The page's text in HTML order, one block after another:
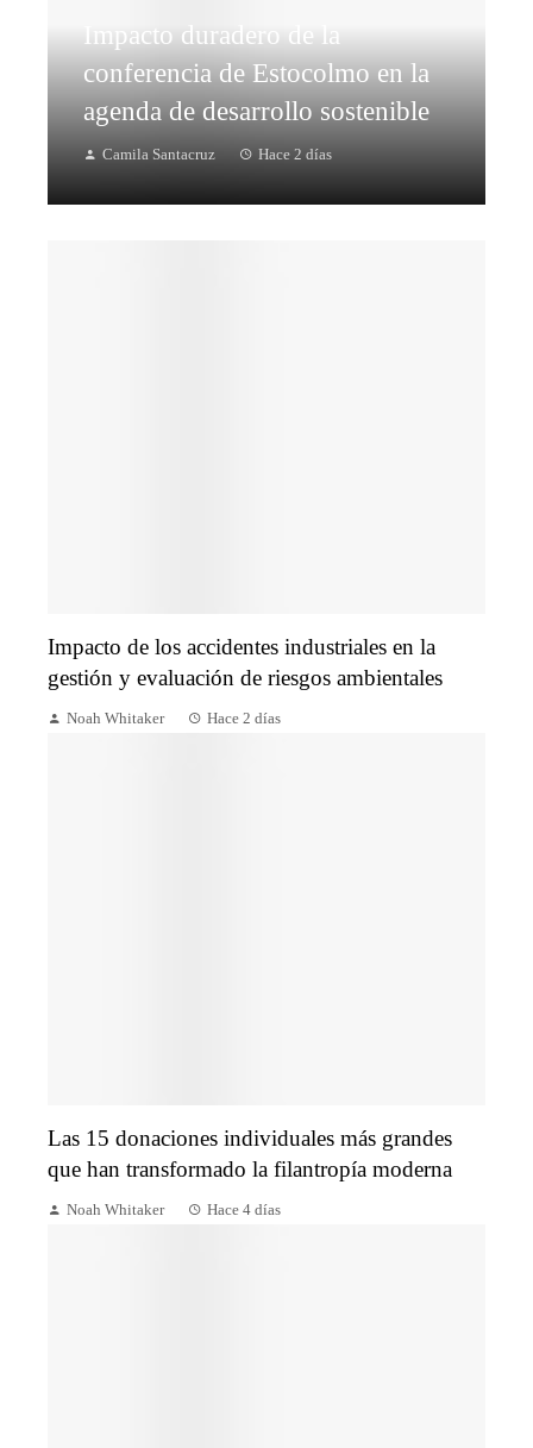
Impacto duradero de la
conferencia de Estocolmo en la
agenda de desarrollo sostenible
Camila Santacruz Hace 2 días
Impacto de los accidentes industriales en la
gestión y evaluación de riesgos ambientales
Noah Whitaker Hace 2 días
Las 15 donaciones individuales más grandes
que han transformado la filantropía moderna
Noah Whitaker Hace 4 días